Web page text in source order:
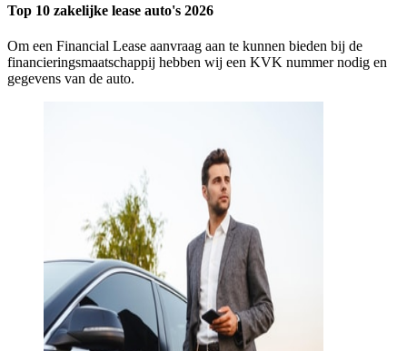
Top 10 zakelijke lease auto's 2026
Om een Financial Lease aanvraag aan te kunnen bieden bij de
financieringsmaatschappij hebben wij een KVK nummer nodig en
gegevens van de auto.